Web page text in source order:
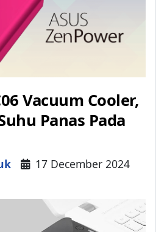
Vacuum Cooler,
Panas Pada
17 December 2024